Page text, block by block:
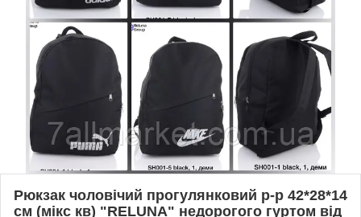
Рюкзак чоловічий прогулянковий р-р 42*28*14
см (мікс кв) "RELUNA" недорогого гуртом від